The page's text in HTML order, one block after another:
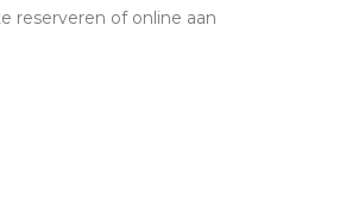
reserveren of online aan